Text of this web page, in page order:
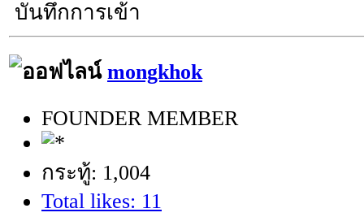
บันทึกการเข้า
mongkhok
FOUNDER MEMBER
กระทู้: 1,004
Total likes: 11